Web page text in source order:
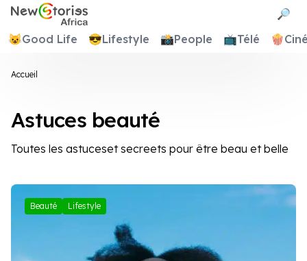
Newstories Africa
🔎
😺Good Life 😎Lifestyle 📸People 📺Télé 🍿
Accueil
Astuces beauté
Toutes les astuceset secreets pour être beau et belle
Beauté Lifestyle